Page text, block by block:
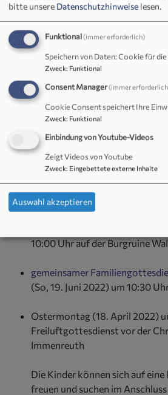
Herzliche Einladung zum
nächste Termine und Rückblick auf
Familiengottesdienst am
2023) um 10 Uhr
als Freiluftgottesdienst vor
Die Kinder können sich auf eine
freuen und suchen im
Osternester im Garten des
gemeinsamer Gottesdienst der
Freiluft-Kindergottesdienst
10:00 Uhr auf der Burgruine
gemeinsamer
(So, 19. Juni 2022) um 10:30
Ostermontag (18. April 2022)
Freiluftgottesdienst vor der
Immenreuth
Die Kinder können sich auf
freuen und suchen im
bitte unsere Datenschutzhinweise lesen.
Funktional(immer erforderlich)
Speichern von Daten: Cookie für
Zweck: Funktional
Consent Manager(immer
Cookie Consent speichert Ihre
Zweck: Funktional
Einbindung von Youtube-Videos
Zeigt Videos von Youtube
Zweck: Eingebettete externe Inhalte
Auswahl akzeptieren